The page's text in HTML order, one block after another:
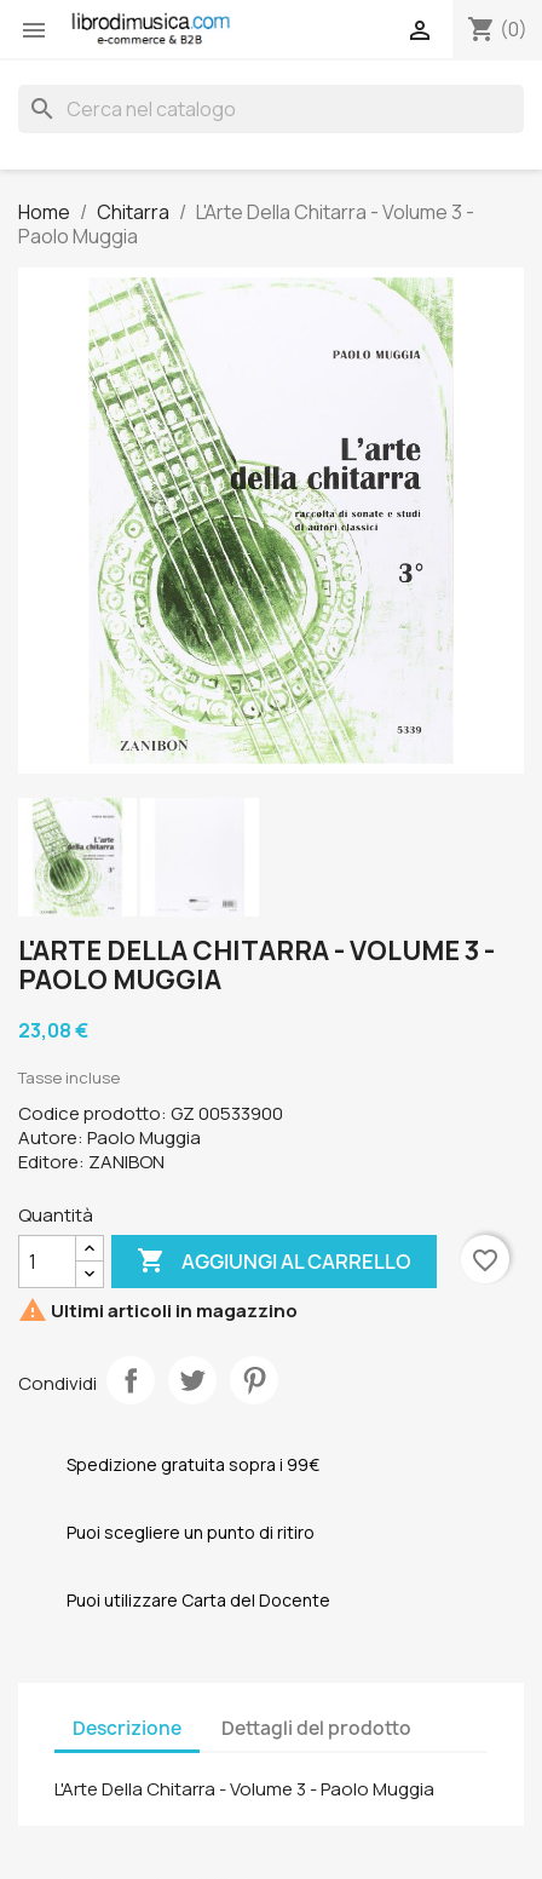
 shopping_cart (0)

search
Home Chitarra
L'Arte Della Chitarra - Volume 3 -
Paolo Muggia
L'ARTE DELLA CHITARRA - VOLUME 3 -
PAOLO MUGGIA
23,08 €
Tasse incluse
Codice prodotto: GZ 00533900
Autore: Paolo Muggia
Editore: ZANIBON
Quantità
 AGGIUNGI AL CARRELLO
favorite_border
 Ultimi articoli in magazzino
Condividi
Spedizione gratuita sopra i 99€
Puoi scegliere un punto di ritiro
Puoi utilizzare Carta del Docente
Descrizione Dettagli del prodotto
L'Arte Della Chitarra - Volume 3 - Paolo Muggia